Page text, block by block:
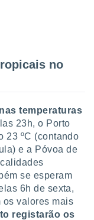
no
temperaturas
23h, o Porto
23 ºC (contando
e a Póvoa de
se esperam
6h de sexta,
os valores mais
registarão os